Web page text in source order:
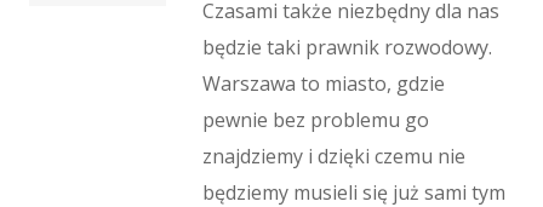
Czasami także niezbędny dla nas
będzie taki prawnik rozwodowy.
Warszawa to miasto, gdzie
pewnie bez problemu go
znajdziemy i dzięki czemu nie
będziemy musieli się już sami tym